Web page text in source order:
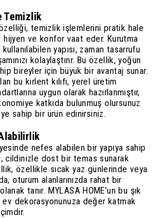
Temizlik
temizlik işlemlerini pratik hale
ve konfor vaat eder. Kurutma
yapısı, zaman tasarrufu
kolaylaştırır. Bu özellik, yoğun
bireyler için büyük bir avantaj sunar.
bu kırlent kılıfı, yerel üretim
uygun olarak hazırlanmıştır,
katkıda bulunmuş olursunuz
sahip bir ürün edinirsiniz.
nefes alabilen bir yapıya sahip
cildinizle dost bir temas sunarak
özellikle sıcak yaz günlerinde veya
oturum alanlarınızda rahat bir
tanır. MYLASA HOME’un bu şık
dekorasyonunuza değer katmak